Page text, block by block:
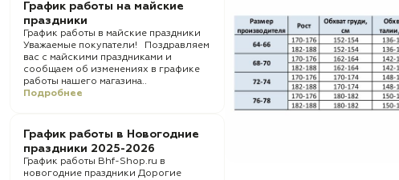
График работы на майские
праздники
График работы в майские праздники
Уважаемые покупатели! Поздравляем
вас с майскими праздниками и
сообщаем об изменениях в графике
работы нашего магазина..
Подробнее
График работы в Новогодние
праздники 2025-2026
График работы Bhf-Shop.ru в
новогодние праздники Дорогие